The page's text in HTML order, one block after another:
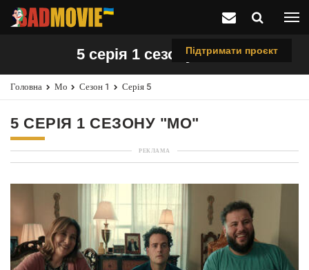
Підтримати проєкт
5 серія 1 сезону "Мо"
Головна Мо Сезон 1 Серія 5
5 СЕРІЯ 1 СЕЗОНУ "МО"
РЕКЛАМА